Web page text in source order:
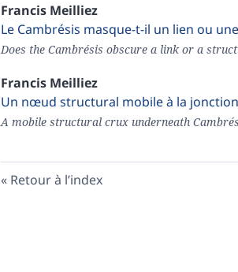
Francis Meilliez
Le Cambrésis masque-t-il un lien ou
Does the Cambrésis obscure a link or a
Francis Meilliez
Un nœud structural mobile à la
A mobile structural crux underneath
Retour à l’index